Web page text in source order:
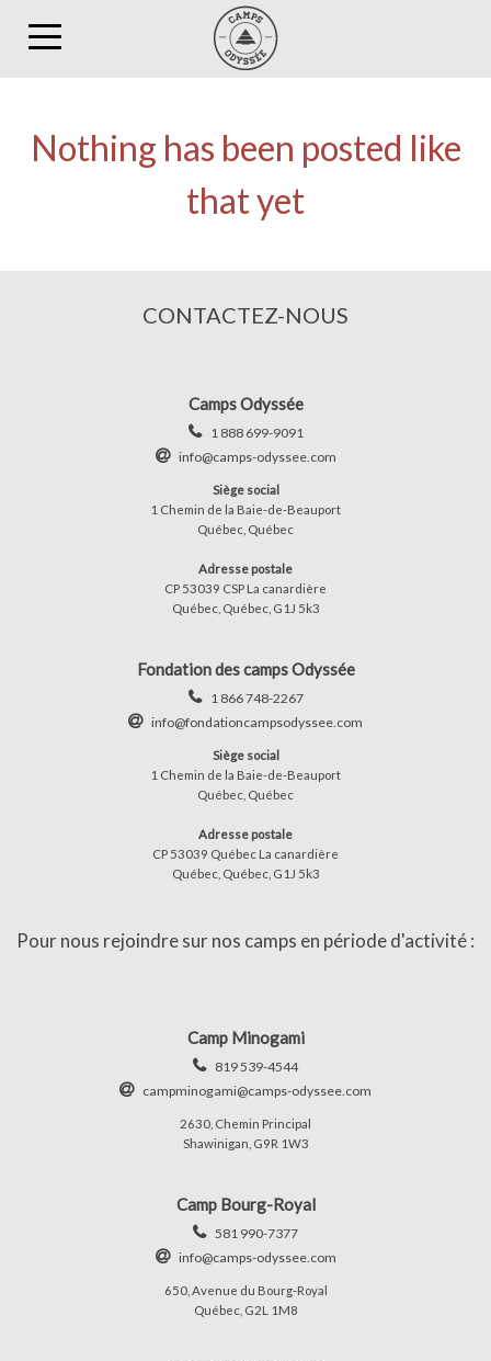
Toggle
Nothing has been posted like
that yet
CONTACTEZ-NOUS
Camps Odyssée
1 888 699-9091
info@camps-odyssee.com
Siège social
1 Chemin de la Baie-de-Beauport
Québec, Québec
Adresse postale
CP 53039 CSP La canardière
Québec, Québec, G1J 5k3
Fondation des camps Odyssée
1 866 748-2267
info@fondationcampsodyssee.com
Siège social
1 Chemin de la Baie-de-Beauport
Québec, Québec
Adresse postale
CP 53039 Québec La canardière
Québec, Québec, G1J 5k3
Pour nous rejoindre sur nos camps en période d'activité :
Camp Minogami
819 539-4544
campminogami@camps-odyssee.com
2630, Chemin Principal
Shawinigan, G9R 1W3
Camp Bourg-Royal
581 990-7377
info@camps-odyssee.com
650, Avenue du Bourg-Royal
Québec, G2L 1M8